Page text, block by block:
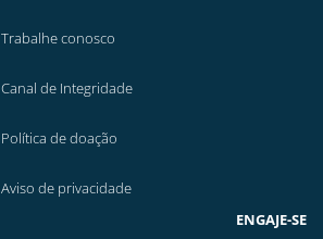
Trabalhe conosco
Canal de Integridade
Política de doação
Aviso de privacidade
ENGAJE-SE